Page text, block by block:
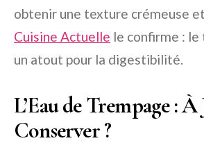
obtenir une texture crémeuse
Cuisine Actuelle le confirme :
un atout pour la digestibilité.
L’Eau de Trempage : À
Conserver ?